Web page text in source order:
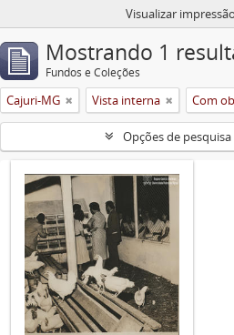
Visualizar impressão
Mostrando 1
Fundos e Coleções
Cajuri-MG Vista interna Com
Opções de